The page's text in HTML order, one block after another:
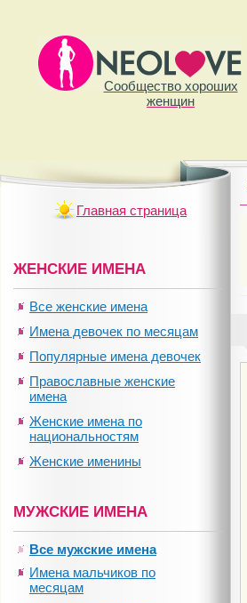
Сообщество хороших
женщин
Главная страница
ЖЕНСКИЕ ИМЕНА
Все женские имена
Имена девочек по месяцам
Популярные имена девочек
Православные женские
имена
Женские имена по
национальностям
Женские именины
МУЖСКИЕ ИМЕНА
Все мужские имена
Имена мальчиков по
месяцам